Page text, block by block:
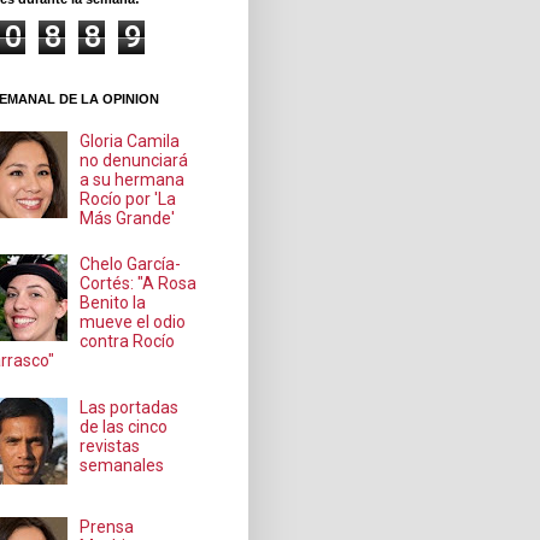
0 8 8
9
DE LA OPINION
Gloria Camila
no denunciará
a su hermana
Rocío por 'La
Más Grande'
Chelo García-
Cortés: "A Rosa
Benito la
mueve el odio
contra Rocío
Las portadas
de las cinco
revistas
semanales
Prensa